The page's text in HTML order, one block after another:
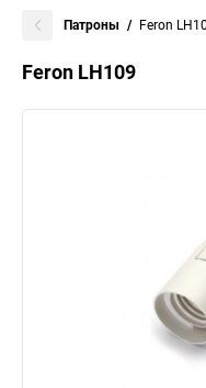
Патроны Feron
Feron LH109